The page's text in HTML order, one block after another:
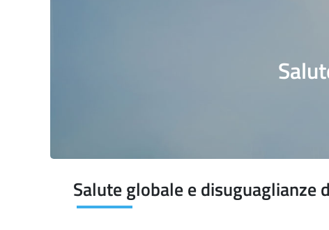
Salute globale e disuguaglianze